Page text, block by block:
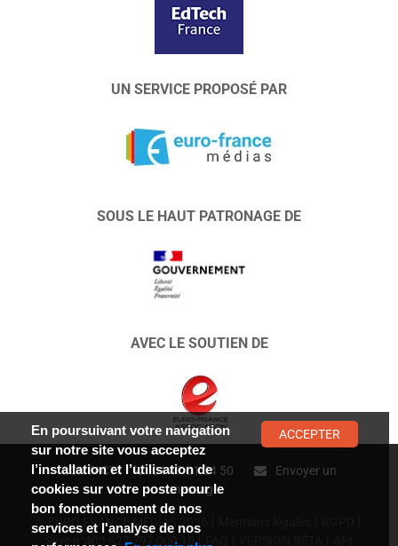
UN SERVICE PROPOSÉ PAR
SOUS LE HAUT PATRONAGE DE
AVEC LE SOUTIEN DE
CONTACT : 01 47 01 34 50
Envoyer un
message
© EURO FRANCE MÉDIAS 2026
Siret n°403 627 797 000 18
En poursuivant votre navigation
sur notre site vous acceptez
l’installation et l’utilisation de
cookies sur votre poste pour le
bon fonctionnement de nos
services et l'analyse de nos
ACCEPTER